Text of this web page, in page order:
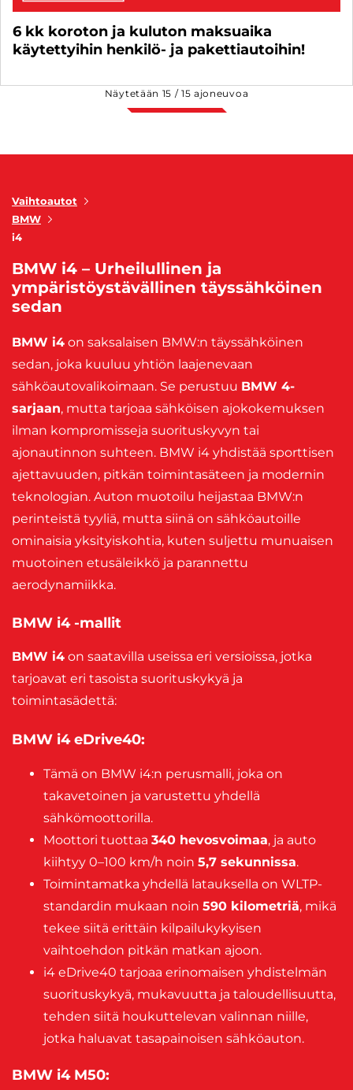
6 kk koroton ja kuluton maksuaika
käytettyihin henkilö- ja pakettiautoihin!
Näytetään 15 /15 ajoneuvoa
Vaihtoautot
BMW
i4
BMW i4 – Urheilullinen ja
ympäristöystävällinen täyssähköinen
sedan
BMW i4 on saksalaisen BMW:n täyssähköinen
sedan, joka kuuluu yhtiön laajenevaan
sähköautovalikoimaan. Se perustuu BMW 4-
sarjaan, mutta tarjoaa sähköisen ajokokemuksen
ilman kompromisseja suorituskyvyn tai
ajonautinnon suhteen. BMW i4 yhdistää sporttisen
ajettavuuden, pitkän toimintasäteen ja modernin
teknologian. Auton muotoilu heijastaa BMW:n
perinteistä tyyliä, mutta siinä on sähköautoille
ominaisia yksityiskohtia, kuten suljettu munuaisen
muotoinen etusäleikkö ja parannettu
aerodynamiikka.
BMW i4 -mallit
BMW i4 on saatavilla useissa eri versioissa, jotka
tarjoavat eri tasoista suorituskykyä ja
toimintasädettä:
BMW i4 eDrive40:
Tämä on BMW i4:n perusmalli, joka on
takavetoinen ja varustettu yhdellä
sähkömoottorilla.
Moottori tuottaa 340 hevosvoimaa, ja auto
kiihtyy 0–100 km/h noin 5,7 sekunnissa.
Toimintamatka yhdellä latauksella on WLTP-
standardin mukaan noin 590 kilometriä, mikä
tekee siitä erittäin kilpailukykyisen
vaihtoehdon pitkän matkan ajoon.
i4 eDrive40 tarjoaa erinomaisen yhdistelmän
suorituskykyä, mukavuutta ja taloudellisuutta,
tehden siitä houkuttelevan valinnan niille,
jotka haluavat tasapainoisen sähköauton.
BMW i4 M50: